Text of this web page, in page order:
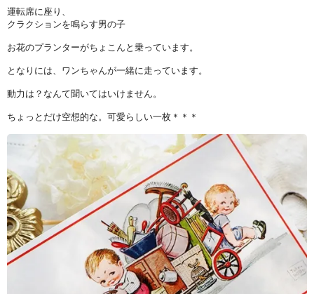
運転席に座り、
クラクションを鳴らす男の子
お花のプランターがちょこんと乗っています。
となりには、ワンちゃんが一緒に走っています。
動力は？なんて聞いてはいけません。
ちょっとだけ空想的な。可愛らしい一枚＊＊＊